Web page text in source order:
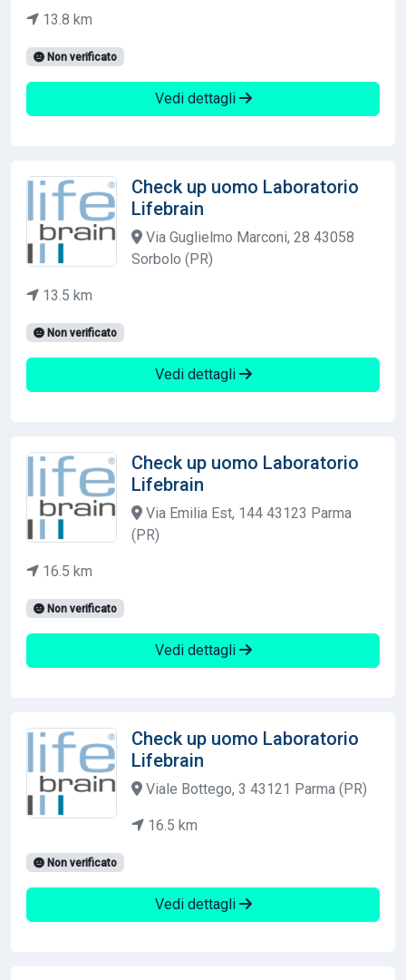
13.8 km
Non verificato
Vedi dettagli
Check up uomo Laboratorio
Lifebrain
Via Guglielmo Marconi, 28 43058
Sorbolo (PR)
13.5 km
Non verificato
Vedi dettagli
Check up uomo Laboratorio
Lifebrain
Via Emilia Est, 144 43123 Parma
(PR)
16.5 km
Non verificato
Vedi dettagli
Check up uomo Laboratorio
Lifebrain
Viale Bottego, 3 43121 Parma (PR)
16.5 km
Non verificato
Vedi dettagli